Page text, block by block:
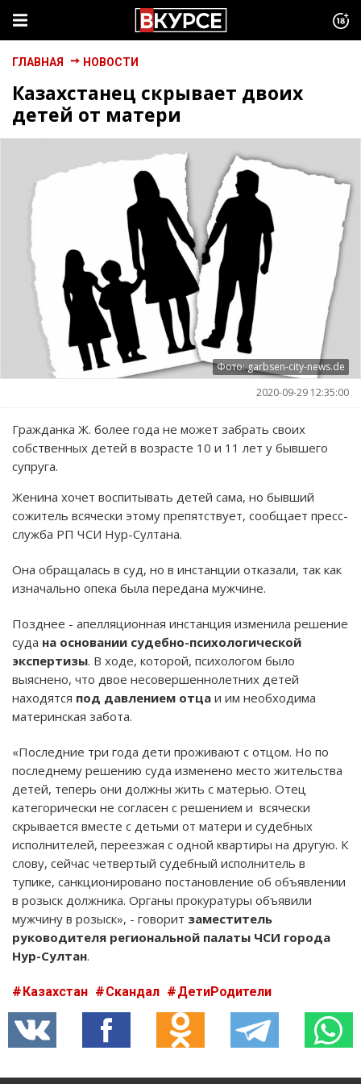
ГЛАВНАЯ НОВОСТИ
Казахстанец скрывает двоих
детей от матери
Фото: garbsen-city-news.de
2020-09-29 12:35:00
Гражданка Ж. более года не может забрать своих
собственных детей в возрасте 10 и 11 лет у бывшего
супруга.
Женина хочет воспитывать детей сама, но бывший
сожитель всячески этому препятствует, сообщает пресс-
служба РП ЧСИ Нур-Султана.
Она обращалась в суд, но в инстанции отказали, так как
изначально опека была передана мужчине.
Позднее - апелляционная инстанция изменила решение
суда на основании судебно-психологической
экспертизы. В ходе, которой, психологом было
выяснено, что двое несовершеннолетних детей
находятся под давлением отца и им необходима
материнская забота.
«Последние три года дети проживают с отцом. Но по
последнему решению суда изменено место жительства
детей, теперь они должны жить с матерью. Отец
категорически не согласен с решением и всячески
скрывается вместе с детьми от матери и судебных
исполнителей, переезжая с одной квартиры на другую. К
слову, сейчас четвертый судебный исполнитель в
тупике, санкционировано постановление об объявлении
в розыск должника. Органы прокуратуры объявили
мужчину в розыск», - говорит заместитель
руководителя региональной палаты ЧСИ города
Нур-Султан.
Казахстан Скандал ДетиРодители